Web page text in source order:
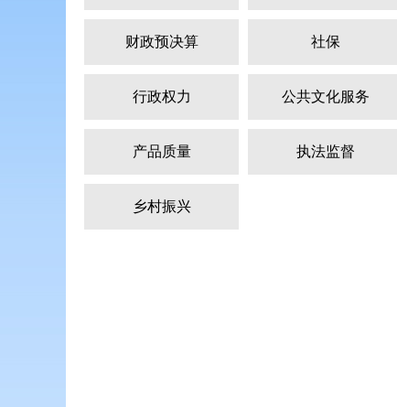
财政预决算 社保
行政权力 公共文化服务
产品质量 执法监督
乡村振兴